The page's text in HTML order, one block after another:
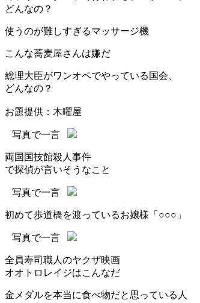
どんなの？
使うのが難しすぎるマッサージ機
こんな蕎麦屋さんは嫌だ
総理大臣がワンオペでやっている国会、
どんなの？
お題提供：木曜屋
写真で一言
両国国技館殺人事件
で探偵が言いそうなこと
写真で一言
初めて歩道橋を渡っているお嬢様「○○○」
写真で一言
全員寿司職人のヤクザ映画
オオトロレイジはこんなだ
金メダルを本当に食べ物だと思っている人